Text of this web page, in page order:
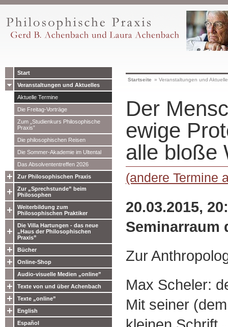
Start
Veranstaltungen und Aktuelles
Aktuelle Termine
Die Freitag-Vorträge
Zum „Studienkurs Philosophische
Praxis”
Die philosophischen Reisen
Die Sommer-Akademie im Ultental
Das Absolvententreffen 2026
Zur Philosophischen Praxis
Zur „Sprechstunde” beim
Philosophen
Weiterbildung zum
Philosophischen Praktiker
Die Villa Hartungen - das neue
„Haus der Philosophischen
Praxis”
Bücher
Online-Shop
Audio-visuelle Medien „online”
Texte von und über Achenbach
Texte „online”
English
Español
Startseite » Veranstaltungen und
Der
ewige
alle bloße
(andere Termine
20.03.2015,
Seminarraum
Zur
Max Scheler:
Mit seiner